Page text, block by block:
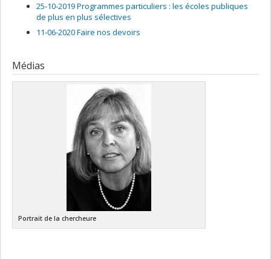
25-10-2019 Programmes particuliers : les écoles publiques
de plus en plus sélectives
11-06-2020 Faire nos devoirs
Médias
Portrait de la chercheure